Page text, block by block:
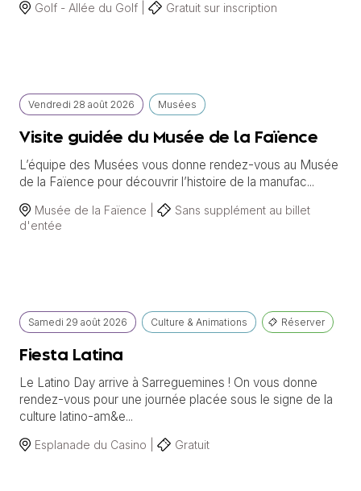
Golf - Allée du Golf | Gratuit sur inscription
Vendredi 28 août 2026 Musées
Visite guidée du Musée de la Faïence
L’équipe des Musées vous donne rendez-vous au Musée
de la Faïence pour découvrir l’histoire de la manufac...
Musée de la Faïence |
Sans supplément au billet
d'entée
Samedi 29 août 2026 Culture & Animations Réserver
Fiesta Latina
Le Latino Day arrive à Sarreguemines ! On vous donne
rendez-vous pour une journée placée sous le signe de la
culture latino-am&e...
Esplanade du Casino | Gratuit